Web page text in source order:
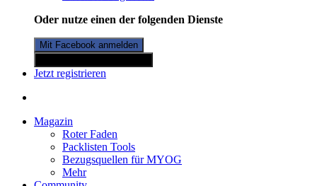
Oder nutze einen der folgenden Dienste
Mit Facebook anmelden
Jetzt registrieren
Magazin
Roter Faden
Packlisten Tools
Bezugsquellen für MYOG
Mehr